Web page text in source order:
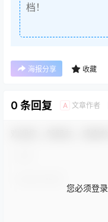
档！
海报分享 收藏
0 条回复 A 文章作者
您必须登